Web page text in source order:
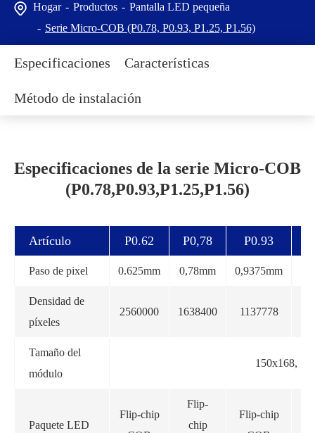
Hogar Productos
Pantalla LED pequeña
Serie Micro-COB (P0.78, P0.93, P1.25, P1.56)
Especificaciones Características
Método de instalación
Especificaciones de la serie Micro-COB
(P0.78,P0.93,P1.25,P1.56)
Artículo P0.62 P0,78 P0.93
Paso de pixel 0.625mm 0,78mm 0,9375mm
Densidad de
píxeles
2560000 1638400 1137778
Tamaño del
módulo
150x168,
Paquete LED
Flip-chip
Flip-
chip
Flip-chip